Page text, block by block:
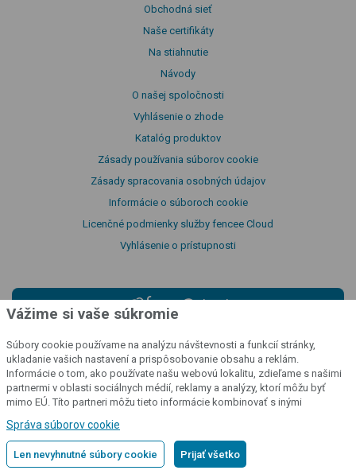
Obchodná sieť
Naše certifikáty
Na stiahnutie
Návody
O našej spoločnosti
Vyhlásenie o zhode
Katalóg produktov
Zásady používania súborov cookie
Zásady spracovania osobných údajov
Informácie o súboroch cookie
Licenčné podmienky služby fencee Cloud
Vyhlásenie o prístupnosti
cloud
Sledujte svoje ohradyodkiaľkoľvek
Prihlásiť sa do cloudu
Vážime si vaše súkromie
Súbory cookie používame na analýzu návštevnosti a funkcií stránky,
ukladanie vašich nastavení a prispôsobovanie obsahu a reklám.
Informácie o tom, ako používate našu webovú lokalitu, zdieľame s našimi
partnermi v oblasti sociálnych médií, reklamy a analýzy, ktorí môžu byť
mimo EÚ. Títo partneri môžu tieto informácie kombinovať s inými
používania ich služieb.Podrobné informácie
Správa súborov cookie
Len nevyhnutné súbory cookie Prijať všetko